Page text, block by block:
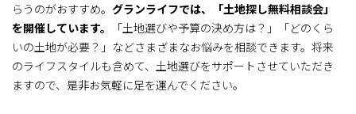
らうのがおすすめ。 グランライフでは、「土地探し無料相談会」
を開催しています。
「土地選びや予算の決め方は？」「どのくら
いの土地が必要？」などさまざまなお悩みを相談できます。将来
のライフスタイルも含めて、土地選びをサポートさせていただき
ますので、是非お気軽に足を運んでください。